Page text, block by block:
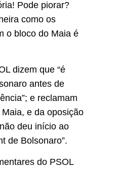
Pode piorar?
como os
o bloco do Maia é
dizem que “é
antes de
e reclamam
e da oposição
deu início ao
de Bolsonaro”.
do PSOL